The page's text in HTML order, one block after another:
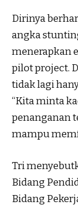
Dirinya
angka
menerapkan
pilot project.
tidak lagi
“Kita minta
penanganan
mampu
Tri
Bidang
Bidang